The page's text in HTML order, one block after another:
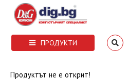
ПРОДУКТИ
Продуктът не е открит!